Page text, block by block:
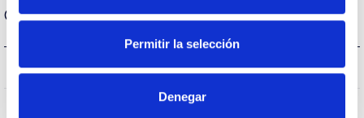
Permitir la selección
Denegar
Condiciones de funcionamiento
Temp. de funcionamiento -5ºC~+35 ºC